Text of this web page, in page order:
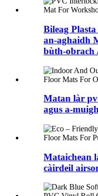
Bileag
an-aghaidh
bùth-obrach
Matan làr
agus a-
Mataichean
càirdeil